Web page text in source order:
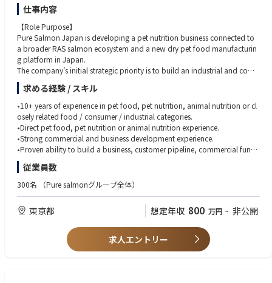
仕事内容
【Role Purpose】
Pure Salmon Japan is developing a pet nutrition business connected to
a broader RAS salmon ecosystem and a new dry pet food manufacturin
g platform in Japan.
The company’s initial strategic priority is to build an industrial and com
mercial foundation through White/Private Label production, customer q
ualification, product portfolio discipline and business development. Ove
r time, the platform may evolve toward premium products, RAS-based r
ecipes, outsourced wet formats and potentially proprietary brand oppo
rtunities.
Pure Salmon Japan is seeking a Head of Pet Nutrition Japan to own and
drive the business side of the Pet Nutrition activity.
This role functions as the Business Unit Head for Pet Nutrition Japan.
The successful candidate will not only manage sales or product develop
ment, but will own the commercial and strategic development of the Pet
Nutrition activity: business strategy, customer pipeline, negotiations, pro
duct portfolio direction, pricing, margins, KPIs and coordination with th
e factory.
tionality into executable commercial opportunities.
It is not a pure commercial role, not a pure product role and not a factor
求める経験 / スキル
•10+ years of experience in pet food, pet nutrition, animal nutrition or cl
osely related food / consumer / industrial categories.
•Direct pet food, pet nutrition or animal nutrition experience.
•Strong commercial and business development experience.
•Proven ability to build a business, customer pipeline, commercial functi
on or new market from an early stage.
•Proven ability to lead negotiations with customers, distributors, retailer
s, industrial partners or strategic accounts.
s, technical teams, QA, R&D, supply chain and finance.
•Strong understanding of how industrial capacity, MOQ, formulation co
mplexity, QA, customer specifications and production constraints affect
commercial strategy.
•Ability to manage business performance through revenue, margin, pipel
従業員数
300名 （Pure salmonグループ全体）
東京都 想定年収 800 万円 ~ 非公開
求人エントリー